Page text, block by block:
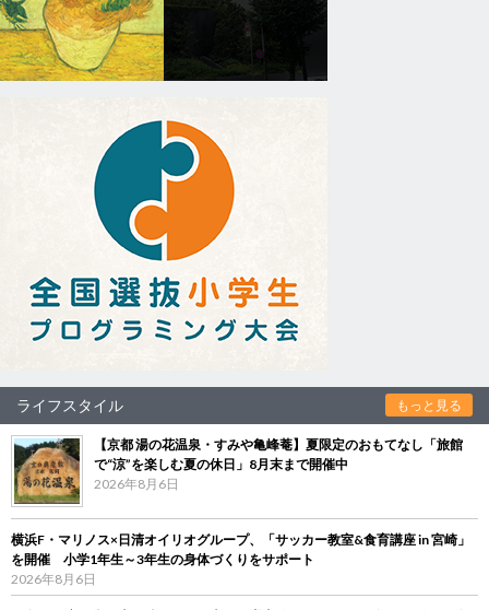
ライフスタイル もっと見る
【京都 湯の花温泉・すみや亀峰菴】夏限定のおもてなし「旅館
で“涼”を楽しむ夏の休日」8月末まで開催中
2026年8月6日
横浜F・マリノス×日清オイリオグループ、「サッカー教室&食育講座 in 宮崎」
を開催 小学1年生～3年生の身体づくりをサポート
2026年8月6日